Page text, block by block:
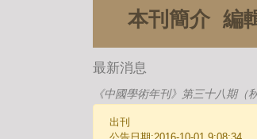
本刊簡介 編
最新消息
《中國學術年刊》第三十八期（
出刊